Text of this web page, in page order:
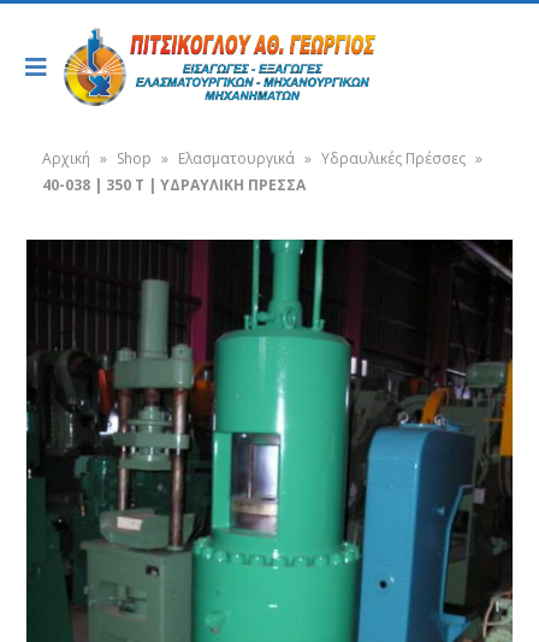
Αρχική » Shop » Ελασματουργικά » Υδραυλικές Πρέσσες »
40-038 | 350 T | ΥΔΡΑΥΛΙΚΗ ΠΡΕΣΣΑ